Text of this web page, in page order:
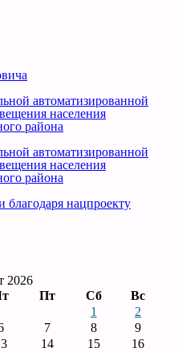
автоматизированной
населения
района
автоматизированной
населения
района
благодаря нацпроекту
2026
Пт Сб Вс
1
2
7 8
9
14 15
16